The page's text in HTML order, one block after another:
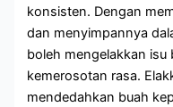
konsisten. Dengan
dan menyimpannya
boleh mengelakkan
kemerosotan rasa.
mendedahkan buah